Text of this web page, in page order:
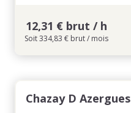
12,31 € brut / h
Soit 334,83 € brut / mois
Chazay D Azergues